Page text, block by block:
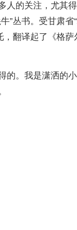
人的关注，尤其
”丛书。受甘肃省
，翻译起了《格
的。我是潇洒的